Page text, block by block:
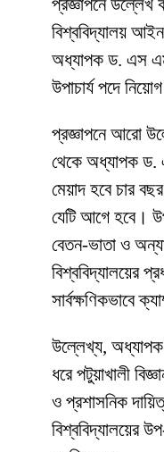
প্রজ্ঞাপনে উল্লেখ
বিশ্ববিদ্যালয়
অধ্যাপক ড. এস এম
উপাচার্য পদে
প্রজ্ঞাপনে আরো
থেকে অধ্যাপক ড.
মেয়াদ হবে চার
যেটি আগে হবে।
বেতন-ভাতা ও
বিশ্ববিদ্যালয়ের
সার্বক্ষণিকভাবে
উল্লেখ্য, অধ্যাপক
ধরে পটুয়াখালী
ও প্রশাসনিক
বিশ্ববিদ্যালয়ের